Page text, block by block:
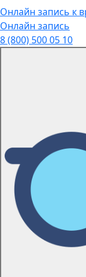
Онлайн запись к
Онлайн запись
8 (800) 500 05 10